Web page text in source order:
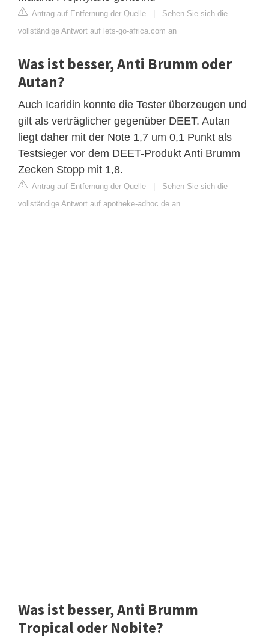
Antrag auf Entfernung der Quelle | Sehen Sie sich die
vollständige Antwort auf lets-go-africa.com an
Was ist besser, Anti Brumm oder
Autan?
Auch Icaridin konnte die Tester überzeugen und
gilt als verträglicher gegenüber DEET. Autan
liegt daher mit der Note 1,7 um 0,1 Punkt als
Testsieger vor dem DEET-Produkt Anti Brumm
Zecken Stopp mit 1,8.
Antrag auf Entfernung der Quelle | Sehen Sie sich die
vollständige Antwort auf apotheke-adhoc.de an
Was ist besser, Anti Brumm
Tropical oder Nobite?